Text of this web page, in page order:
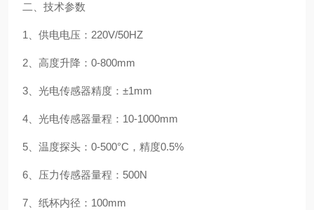
二、技术参数
1、供电电压：220V/50HZ
2、高度升降：0-800mm
3、光电传感器精度：±1mm
4、光电传感器量程：10-1000mm
5、温度探头：0-500°C，精度0.5%
6、压力传感器量程：500N
7、纸杯内径：100mm